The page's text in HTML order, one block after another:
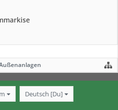
Deutsch [Du]